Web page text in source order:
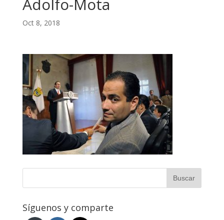
Adolfo-Mota
Oct 8, 2018
Síguenos y comparte